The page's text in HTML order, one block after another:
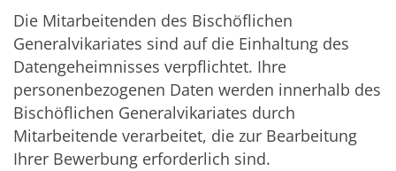
Die Mitarbeitenden des Bischöflichen
Generalvikariates sind auf die Einhaltung des
Datengeheimnisses verpflichtet. Ihre
personenbezogenen Daten werden innerhalb des
Bischöflichen Generalvikariates durch
Mitarbeitende verarbeitet, die zur Bearbeitung
Ihrer Bewerbung erforderlich sind.